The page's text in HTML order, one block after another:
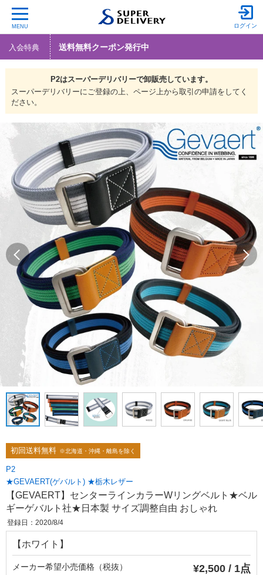
MENU ログイン
入会特典 送料無料クーポン発行中
P2はスーパーデリバリーで卸販売しています。
スーパーデリバリーにご登録の上、ページ上から取引の申請をしてく
ださい。
初回送料無料 ※北海道・沖縄・離島を除く
P2
★GEVAERT(ゲバルト) ★栃木レザー
【GEVAERT】センターラインカラーWリングベルト★ベル
ギーゲバルト社★日本製 サイズ調整自由 おしゃれ
登録日：2020/8/4
【ホワイト】
メーカー希望小売価格（税抜） ¥2,500 / 1点